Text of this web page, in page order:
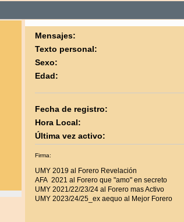
Mensajes:
Texto personal:
Sexo:
Edad:
Fecha de registro:
Hora Local:
Última vez activo:
Firma:
UMY 2019 al Forero Revelación
AFA 2021 al Forero que "amo" en secreto
UMY 2021/22/23/24 al Forero mas Activo
UMY 2023/24/25_ex aequo al Mejor Forero